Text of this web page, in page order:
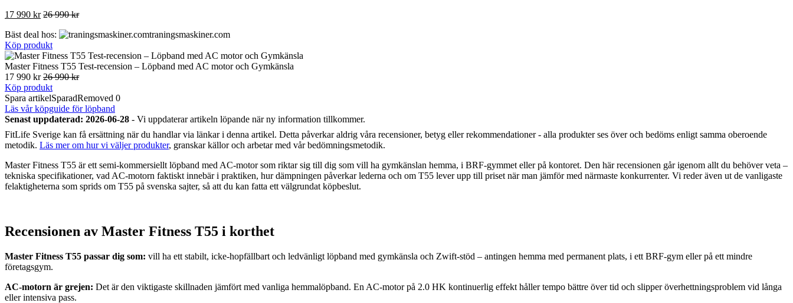
17 990 kr 26 990 kr
Bäst deal hos:
traningsmaskiner.com
Köp produkt
Master Fitness T55 Test-recension – Löpband med AC motor och Gymkänsla
17 990 kr26 990 kr
Köp produkt
Spara artikelSparadRemoved 0
Läs vår köpguide för löpband
Senast uppdaterad: 2026-06-28 - Vi uppdaterar artikeln löpande när ny information tillkommer.
FitLife Sverige kan få ersättning när du handlar via länkar i denna artikel. Detta påverkar aldrig våra recensioner, betyg eller rekommendationer - alla produkter ses över och bedöms enligt samma oberoende
metodik. Läs mer om hur vi väljer produkter, granskar källor och arbetar med vår bedömningsmetodik.
Master Fitness T55 är ett semi-kommersiellt löpband med AC-motor som riktar sig till dig som vill ha gymkänslan hemma, i BRF-gymmet eller på kontoret. Den här recensionen går igenom allt du behöver veta –
tekniska specifikationer, vad AC-motorn faktiskt innebär i praktiken, hur dämpningen påverkar lederna och om T55 lever upp till priset när man jämför med närmaste konkurrenter. Vi reder även ut de vanligaste
felaktigheterna som sprids om T55 på svenska sajter, så att du kan fatta ett välgrundat köpbeslut.
Recensionen av Master Fitness T55 i korthet
Master Fitness T55 passar dig som: vill ha ett stabilt, icke-hopfällbart och ledvänligt löpband med gymkänsla och Zwift-stöd – antingen hemma med permanent plats, i ett BRF-gym eller på ett mindre
företagsgym.
AC-motorn är grejen: Det är den viktigaste skillnaden jämfört med vanliga hemmalöpband. En AC-motor på 2.0 HK kontinuerlig effekt håller tempo bättre över tid och slipper överhettningsproblem vid långa
eller intensiva pass.